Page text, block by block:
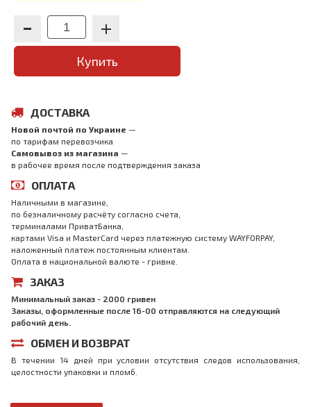
Купить
ДОСТАВКА
Новой почтой по Украине —
по тарифам перевозчика
Самовывоз из магазина —
в рабочее время после подтверждения заказа
ОПЛАТА
Наличными в магазине,
по безналичному расчёту согласно счета,
терминалами ПриватБанка,
картами Visa и MasterCard через платежную систему WAYFORPAY,
наложенный платеж постоянным клиентам.
Оплата в национальной валюте - гривне.
ЗАКАЗ
Минимальный заказ - 2000 гривен
Заказы, оформленные после 16-00 отправляются на следующий
рабочий день.
ОБМЕН И ВОЗВРАТ
В течении 14 дней при условии отсутствия следов использования,
целостности упаковки и пломб.